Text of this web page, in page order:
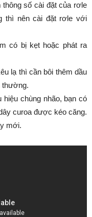
số cài đặt của rơle
thì nên cài đặt rơle với
có bị kẹt hoặc phát ra
lạ thì cần bôi thêm dầu
thường.
chùng nhão, bạn có
curoa được kéo căng.
mới.